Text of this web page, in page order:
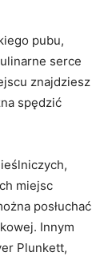
pubu,
serce
znajdziesz
spędzić‌
miejsc
posłuchać
Innym
Plunkett,